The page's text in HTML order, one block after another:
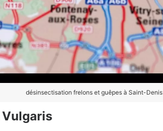
désinsectisation frelons et guêpes à Saint-Denis
Vulgaris